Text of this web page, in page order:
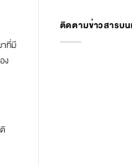
าที่มี
ง
ติดตามข่าวสารบ